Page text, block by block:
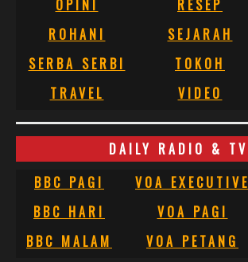
OPINI
RESEP
ROHANI
SEJARAH
SERBA SERBI
TOKOH
TRAVEL
VIDEO
DAILY RADIO & TV
BBC PAGI
VOA EXECUTIVE
BBC HARI
VOA PAGI
BBC MALAM
VOA PETANG